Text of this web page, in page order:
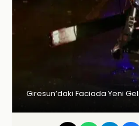
Giresun’daki Faciada Yeni